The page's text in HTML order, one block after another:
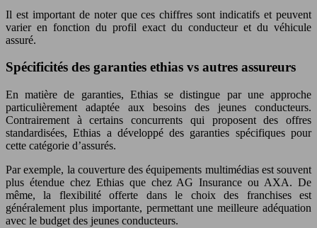
Il est important de noter que ces chiffres sont indicatifs et peuvent
varier en fonction du profil exact du conducteur et du véhicule
assuré.
Spécificités des garanties ethias vs autres assureurs
En matière de garanties, Ethias se distingue par une approche
particulièrement adaptée aux besoins des jeunes conducteurs.
Contrairement à certains concurrents qui proposent des offres
standardisées, Ethias a développé des garanties spécifiques pour
cette catégorie d’assurés.
Par exemple, la couverture des équipements multimédias est souvent
plus étendue chez Ethias que chez AG Insurance ou AXA. De
même, la flexibilité offerte dans le choix des franchises est
généralement plus importante, permettant une meilleure adéquation
avec le budget des jeunes conducteurs.